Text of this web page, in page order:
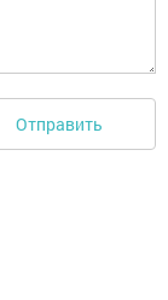
Отправить